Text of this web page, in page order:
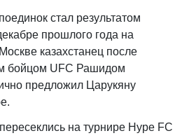
стал результатом
прошлого года на
казахстанец после
бойцом UFC Рашидом
предложил Царукяну
на турнире Hype FC